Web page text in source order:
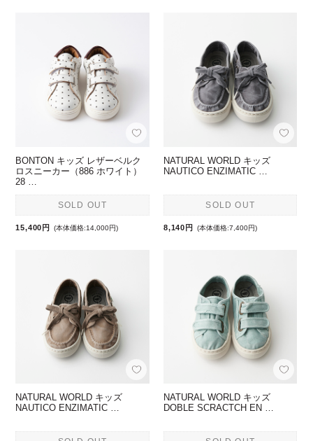
BONTON キッズ レザーベルク
ロスニーカー（886 ホワイト）
28 …
SOLD OUT
15,400円 (本体価格:14,000円)
NATURAL WORLD キッズ
NAUTICO ENZIMATIC …
SOLD OUT
8,140円 (本体価格:7,400円)
NATURAL WORLD キッズ
NAUTICO ENZIMATIC …
NATURAL WORLD キッズ
DOBLE SCRACTCH EN …